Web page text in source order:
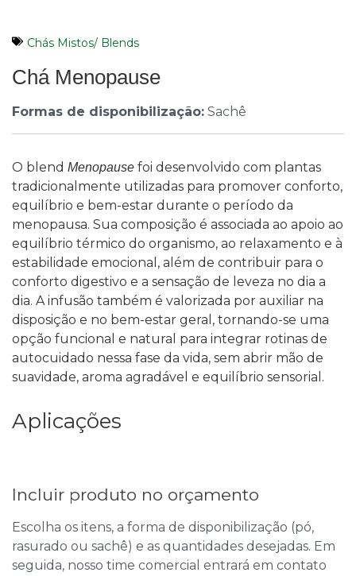
Chás Mistos/ Blends
Chá Menopause
Formas de disponibilização: Sachê
O blend Menopause foi desenvolvido com plantas
tradicionalmente utilizadas para promover conforto,
equilíbrio e bem-estar durante o período da
menopausa. Sua composição é associada ao apoio ao
equilíbrio térmico do organismo, ao relaxamento e à
estabilidade emocional, além de contribuir para o
conforto digestivo e a sensação de leveza no dia a
dia. A infusão também é valorizada por auxiliar na
disposição e no bem-estar geral, tornando-se uma
opção funcional e natural para integrar rotinas de
autocuidado nessa fase da vida, sem abrir mão de
suavidade, aroma agradável e equilíbrio sensorial.
Aplicações
Incluir produto no orçamento
Escolha os itens, a forma de disponibilização (pó,
rasurado ou sachê) e as quantidades desejadas. Em
seguida, nosso time comercial entrará em contato